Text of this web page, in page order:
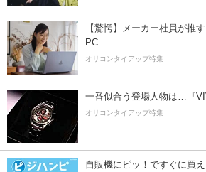
【驚愕】メーカー社員が推
PC
オリコンタイアップ特集
一番似合う登場人物は…『
オリコンタイアップ特集
自販機にピッ！ですぐに買え